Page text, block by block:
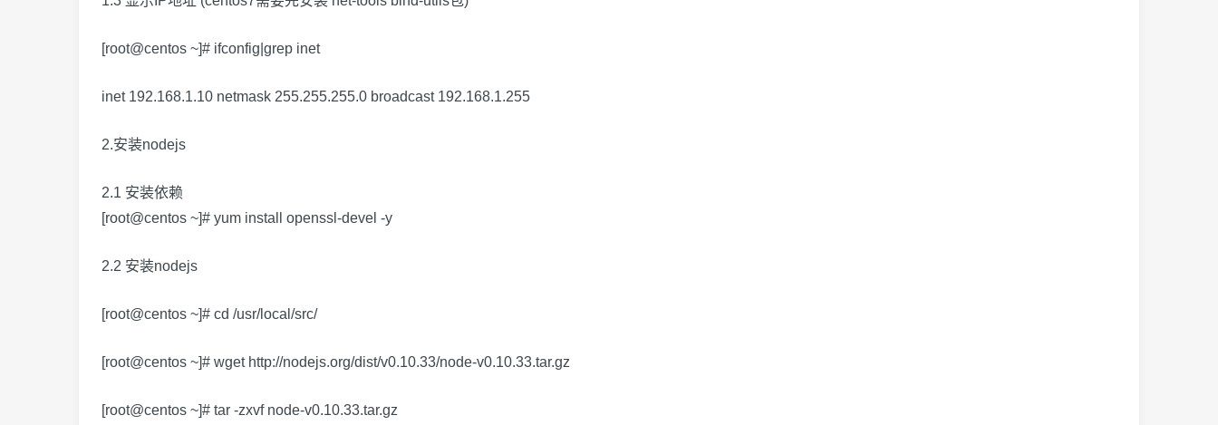
[root@centos ~]# ifconfig|grep inet
inet 192.168.1.10 netmask 255.255.255.0 broadcast 192.168.1.255
2.安装nodejs
2.1 安装依赖
[root@centos ~]# yum install openssl-devel -y
2.2 安装nodejs
[root@centos ~]# cd /usr/local/src/
[root@centos ~]# wget http://nodejs.org/dist/v0.10.33/node-v0.10.33.tar.gz
[root@centos ~]# tar -zxvf node-v0.10.33.tar.gz